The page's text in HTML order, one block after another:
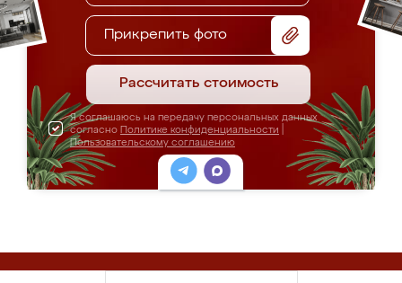
Прикрепить фото
Рассчитать стоимость
Я соглашаюсь на передачу персональных данных
согласно Политике конфиденциальности
Пользовательскому соглашению